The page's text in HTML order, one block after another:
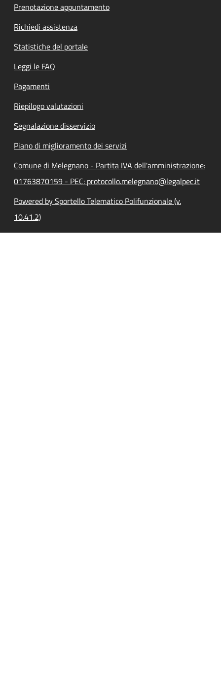
Prenotazione appuntamento
Richiedi assistenza
Statistiche del portale
Leggi le FAQ
Pagamenti
Riepilogo valutazioni
Segnalazione disservizio
Piano di miglioramento dei servizi
Comune di Melegnano - Partita IVA dell'amministrazione:
01763870159 - PEC: protocollo.melegnano@legalpec.it
Powered by Sportello Telematico Polifunzionale (v.
10.41.2)